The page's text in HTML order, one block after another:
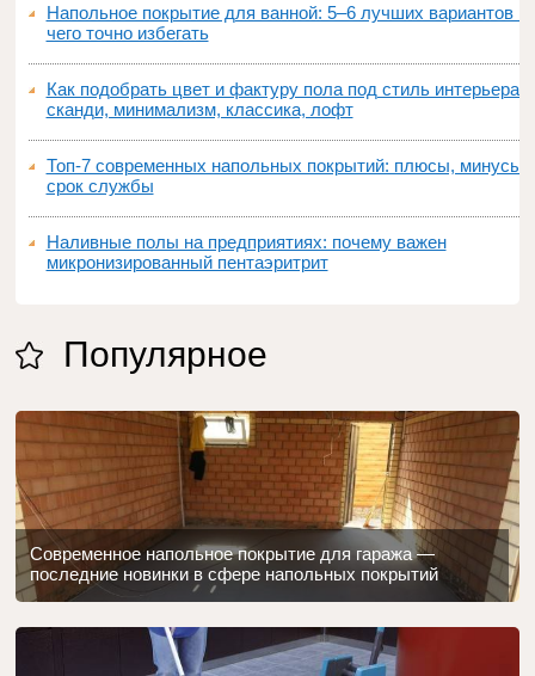
Напольное покрытие для ванной: 5–6 лучших вариантов и
чего точно избегать
Как подобрать цвет и фактуру пола под стиль интерьера:
сканди, минимализм, классика, лофт
Топ‑7 современных напольных покрытий: плюсы, минусы,
срок службы
Наливные полы на предприятиях: почему важен
микронизированный пентаэритрит
Популярное
Современное напольное покрытие для гаража —
последние новинки в сфере напольных покрытий